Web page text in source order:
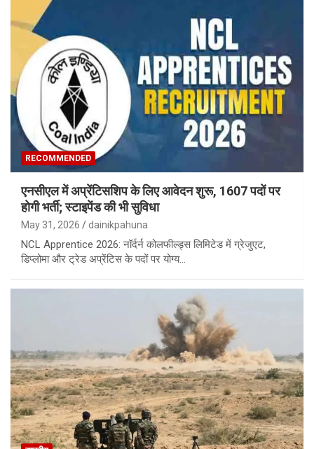
RECOMMENDED
एनसीएल में अप्रेंटिसशिप के लिए आवेदन शुरू, 1607 पदों पर
होगी भर्ती; स्टाइपेंड की भी सुविधा
May 31, 2026 dainikpahuna
NCL Apprentice 2026: नॉर्दर्न कोलफील्ड्स लिमिटेड में ग्रेजुएट,
डिप्लोमा और ट्रेड अप्रेंटिस के पदों पर योग्य…